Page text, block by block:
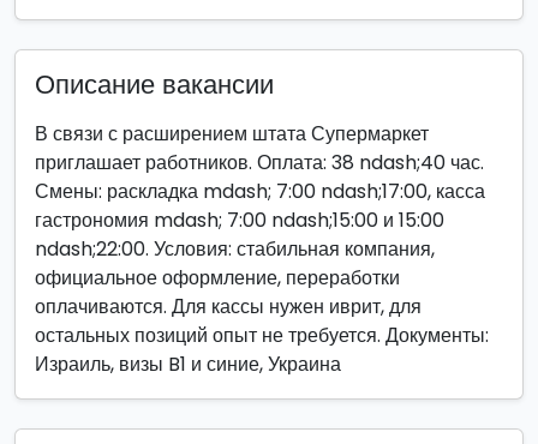
Описание вакансии
В связи с расширением штата Супермаркет
приглашает работников. Оплата: 38 ndash;40 час.
Смены: раскладка mdash; 7:00 ndash;17:00, касса
гастрономия mdash; 7:00 ndash;15:00 и 15:00
ndash;22:00. Условия: стабильная компания,
официальное оформление, переработки
оплачиваются. Для кассы нужен иврит, для
остальных позиций опыт не требуется. Документы:
Израиль, визы B1 и синие, Украина